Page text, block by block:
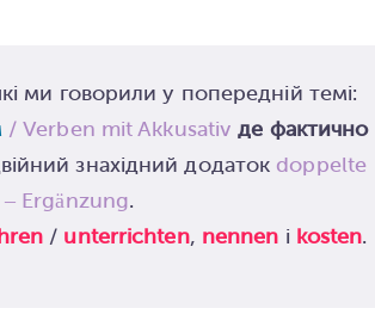
ми говорили у попередній темі:
/ Verben mit Akkusativ де фактично
знахідний додаток doppelte
Ergänzung.
/ unterrichten, nennen і kosten.